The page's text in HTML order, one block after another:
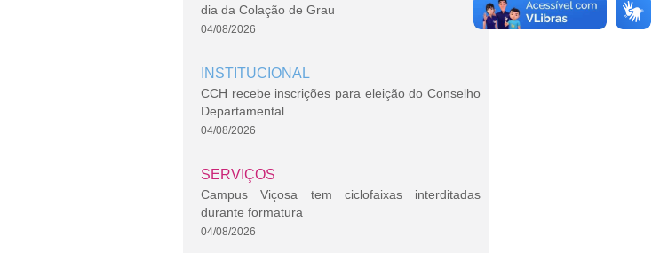
dia da Colação de Grau
04/08/2026
INSTITUCIONAL
CCH recebe inscrições para eleição do Conselho
Departamental
04/08/2026
SERVIÇOS
Campus Viçosa tem ciclofaixas interditadas
durante formatura
04/08/2026